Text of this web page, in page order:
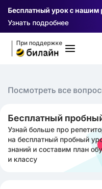
Бесплатный урок с нашим
Узнать подробнее
При поддержке
Посмотреть все
Бесплатный
Узнай больше про
на бесплатный пробный
знаний и составим план
и классу